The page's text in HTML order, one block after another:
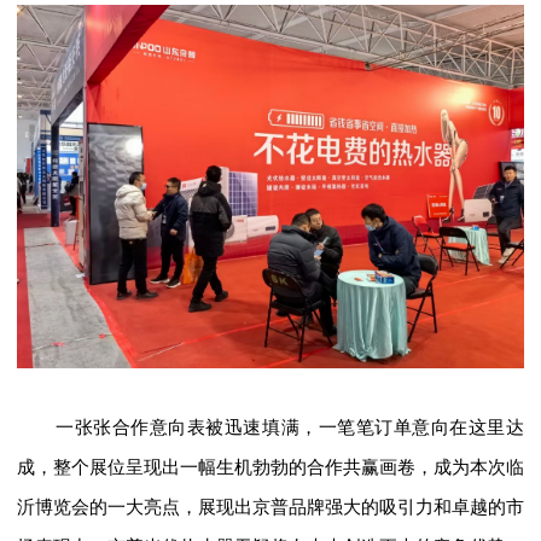
一张张合作意向表被迅速填满，一笔笔订单意向在这里达
成，整个展位呈现出一幅生机勃勃的合作共赢画卷，成为本次临
沂博览会的一大亮点，展现出京普品牌强大的吸引力和卓越的市